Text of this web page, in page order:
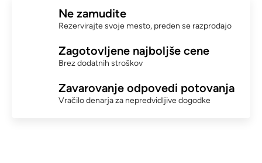
Ne zamudite
Rezervirajte svoje mesto, preden se razprodajo
Zagotovljene najboljše cene
Brez dodatnih stroškov
Zavarovanje odpovedi potovanja
Vračilo denarja za nepredvidljive dogodke